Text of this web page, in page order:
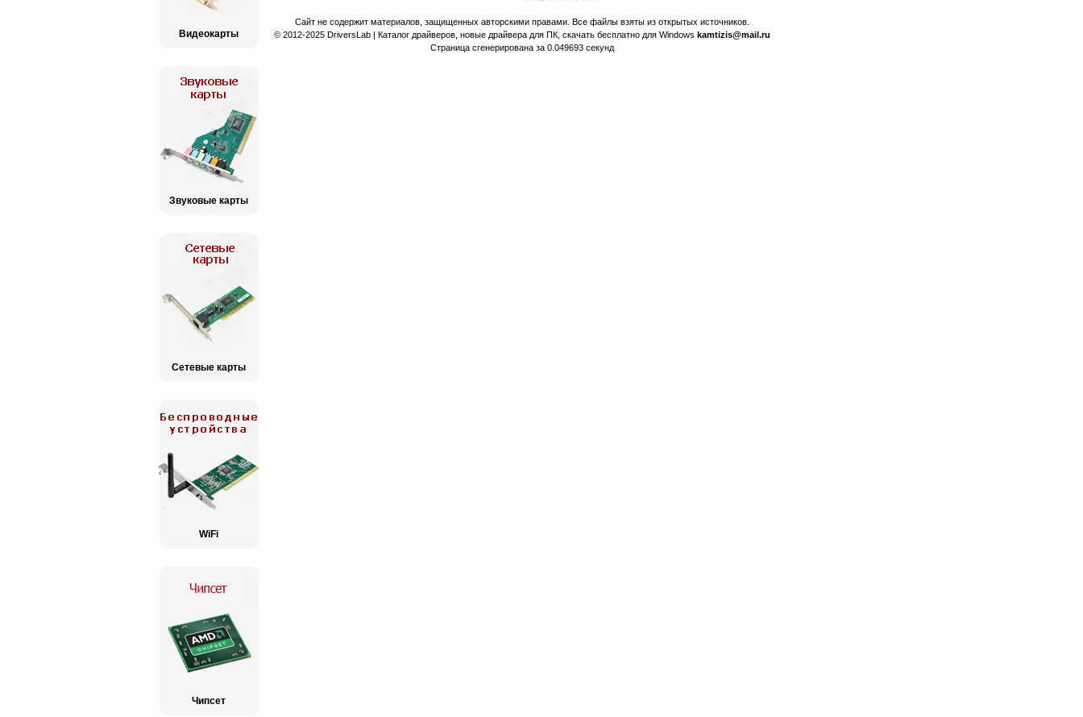
Видеокарты
Звуковые карты
Сетевые карты
WiFi
Чипсет
Сайт не содержит материалов, защищенных авторскими правами. Все файлы взяты из открытых источников.
© 2012-2025 DriversLab | Каталог драйверов, новые драйвера для ПК, скачать бесплатно для Windows kamtizis@mail.ru
Страница сгенерирована за 0.049693 секунд